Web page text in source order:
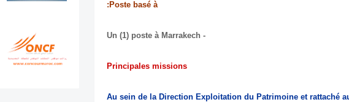
Poste basé à:
- Un (1) poste à Marrakech
Principales missions
Au sein de la Direction Exploitation du Patrimoine et rattaché